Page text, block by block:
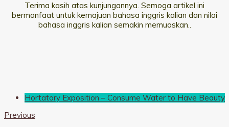
Terima kasih atas kunjungannya. Semoga artikel ini
bermanfaat untuk kemajuan bahasa inggris kalian dan nilai
bahasa inggris kalian semakin memuaskan..
Hortatory Exposition – Consume Water to Have Beauty
Previous